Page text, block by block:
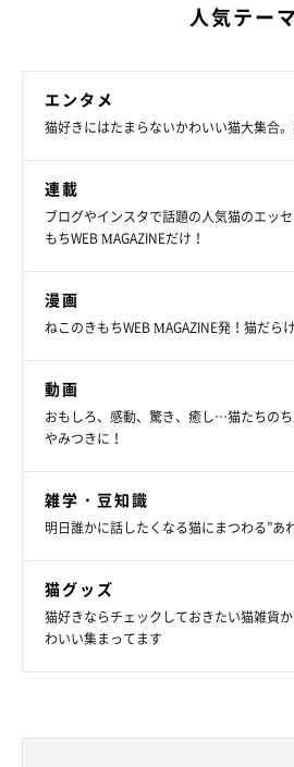
人気テーマ
エンタメ
猫好きにはたまらないかわいい猫大集合
連載
ブログやインスタで話題の人気猫のエッ
もちWEB MAGAZINEだけ！
漫画
ねこのきもちWEB MAGAZINE発！猫だら
動画
おもしろ、感動、驚き、癒し…猫たちの
やみつきに！
雑学・豆知識
明日誰かに話したくなる猫にまつわる”あ
猫グッズ
猫好きならチェックしておきたい猫雑貨
わいい集まってます